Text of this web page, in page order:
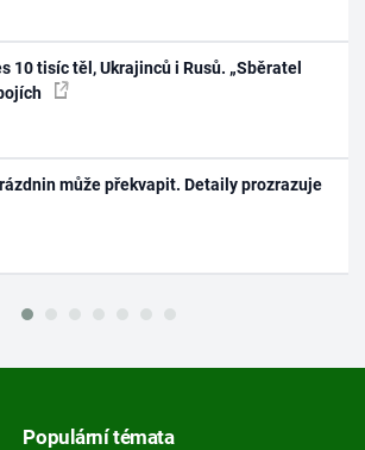
10 tisíc těl, Ukrajinců i Rusů. „Sběratel
může překvapit. Detaily prozrazuje
Populární témata